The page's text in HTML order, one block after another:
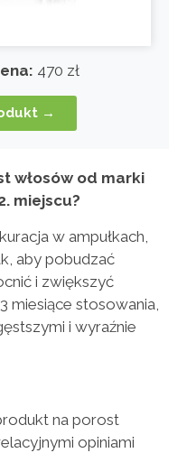
470 zł
→
włosów od marki
miejscu?
w ampułkach,
aby pobudzać
i zwiększyć
miesiące stosowania,
i wyraźnie
na porost
opiniami